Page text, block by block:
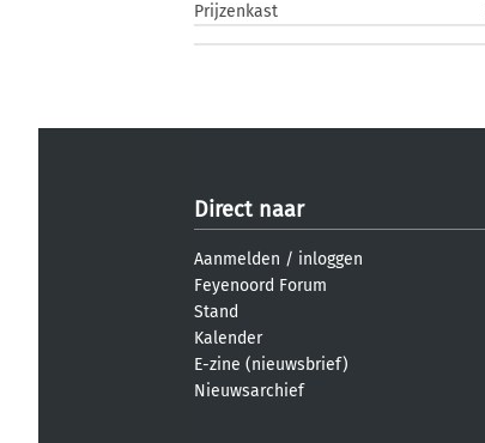
Prijzenkast
Direct naar
Aanmelden / inloggen
Feyenoord Forum
Stand
Kalender
E-zine (nieuwsbrief)
Nieuwsarchief